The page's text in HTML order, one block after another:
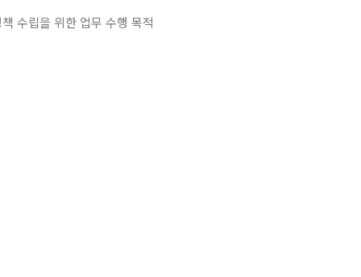
수립을 위한 업무 수행 목적